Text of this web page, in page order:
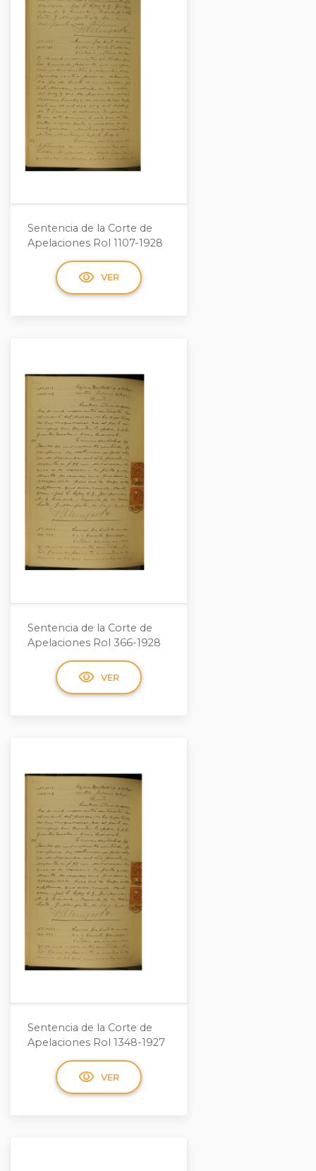
Sentencia de la Corte de
Apelaciones Rol 1107-1928
visibility VER
Sentencia de la Corte de
Apelaciones Rol 366-1928
visibility VER
Sentencia de la Corte de
Apelaciones Rol 1348-1927
visibility VER